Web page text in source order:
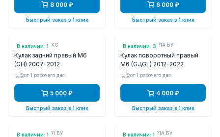
8 000 ₽
Быстрый заказ в 1 клик
6 000 ₽
Быстрый заказ в 1 клик
В наличии: 1
Арт.: GS1D2611XC
Кулак задний правый M6
(GH) 2007-2012
от 1 рабочего дня
5 000 ₽
Быстрый заказ в 1 клик
В наличии: 3
Арт.: GHP933021A БУ
Кулак поворотный правый
M6 (GJ,GL) 2012-2022
от 1 рабочего дня
4 000 ₽
Быстрый заказ в 1 клик
В наличии: 1
Арт.: BR5S33031 БУ В наличии: 1
Арт.: BR5S33021A БУ